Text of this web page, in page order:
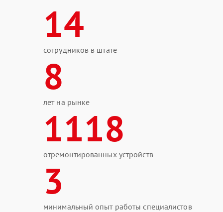
14
сотрудников в штате
8
лет на рынке
1118
отремонтированных устройств
3
минимальный опыт работы специалистов